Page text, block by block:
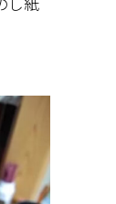
し紙